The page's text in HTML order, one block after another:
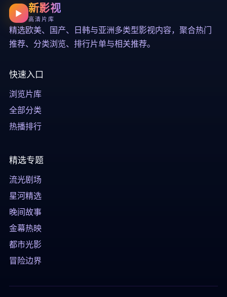
▶ 新影视
高清片库
精选欧美、国产、日韩与亚洲多类型影视内容，聚合热门
推荐、分类浏览、排行片单与相关推荐。
快速入口
浏览片库
全部分类
热播排行
精选专题
流光剧场
星河精选
晚间故事
金幕热映
都市光影
冒险边界